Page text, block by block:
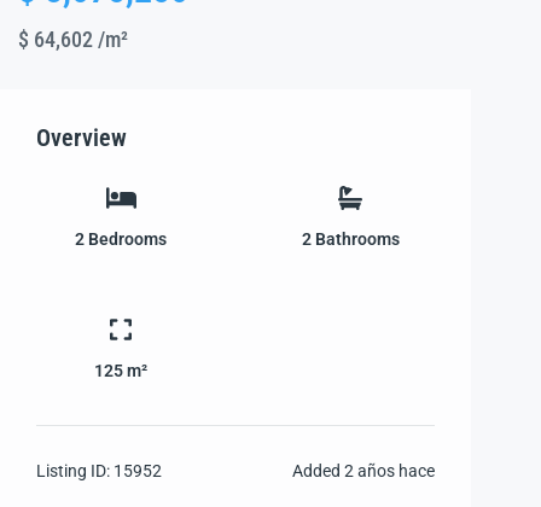
$ 64,602 /m²
Overview
2 Bedrooms 2 Bathrooms
125 m²
Listing ID: 15952 Added 2 años hace